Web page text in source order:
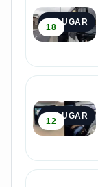
2º LUGAR
18
3º LUGAR
12